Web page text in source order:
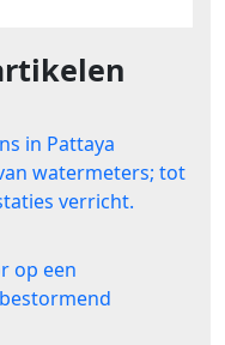
in Pattaya
watermeters; tot
verricht.
op een